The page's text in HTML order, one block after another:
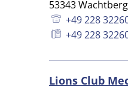
53343
+49 228
+49 228
Lions Club